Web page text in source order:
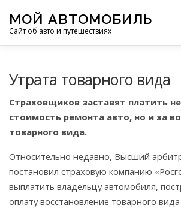
содержимому
МОЙ АВТОМОБИЛЬ
Сайт об авто и путешествиях
ФОТООТЧЕТЫ ОСТАЛЬНОЕ
Утрата товарного вида
Страховщиков заставят платить
стоимость ремонта авто, но и за
товарного вида.
Относительно недавно, Высший
постановил страховую компанию
выплатить владельцу автомобиля,
оплату восстановление товарного